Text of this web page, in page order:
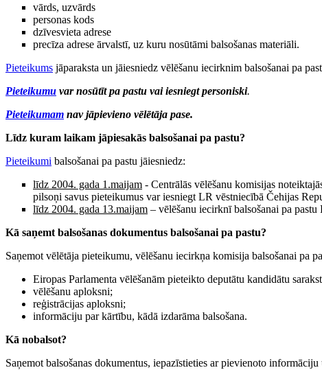
vārds, uzvārds
personas kods
dzīvesvieta adrese
precīza adrese ārvalstī, uz kuru nosūtāmi balsošanas materiāli.
Pieteikums jāparaksta un jāiesniedz vēlēšanu iecirknim balsošanai pa
Pieteikumu var nosūtīt pa pastu vai iesniegt personiski.
Pieteikumam nav jāpievieno vēlētāja pase.
Līdz kuram laikam jāpiesakās balsošanai pa pastu?
Pieteikumi balsošanai pa pastu jāiesniedz:
līdz 2004. gada 1.maijam - Centrālās vēlēšanu komisijas
pilsoņi savus pieteikumus var iesniegt LR vēstniecībā Čehijas
līdz 2004. gada 13.maijam – vēlēšanu iecirknī balsošanai pa
Kā saņemt balsošanas dokumentus balsošanai pa pastu?
Saņemot vēlētāja pieteikumu, vēlēšanu iecirkņa komisija balsošanai pa
Eiropas Parlamenta vēlēšanām pieteikto deputātu kandidātu
vēlēšanu aploksni;
reģistrācijas aploksni;
informāciju par kārtību, kādā izdarāma balsošana.
Kā nobalsot?
Saņemot balsošanas dokumentus, iepazīstieties ar pievienoto